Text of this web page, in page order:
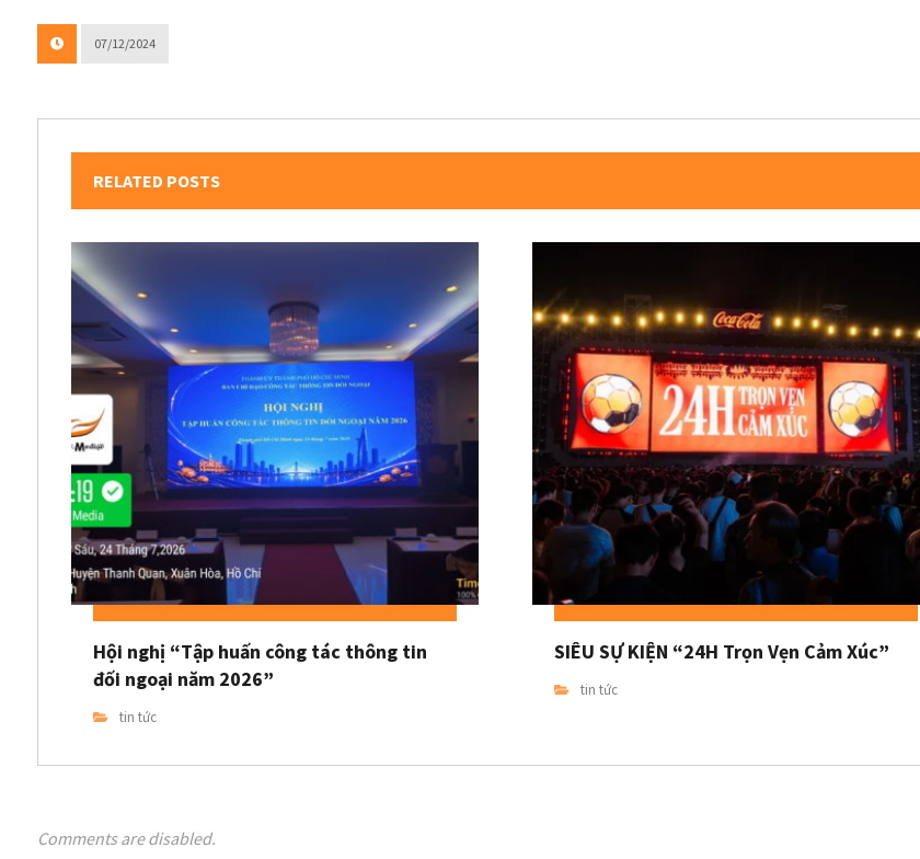
07/12/2024
RELATED POSTS
Hội nghị “Tập huấn công tác thông tin
đối ngoại năm 2026”
tin tức
SIÊU SỰ KIỆN “24H Trọn Vẹn Cảm Xúc”
tin tức
Comments are disabled.